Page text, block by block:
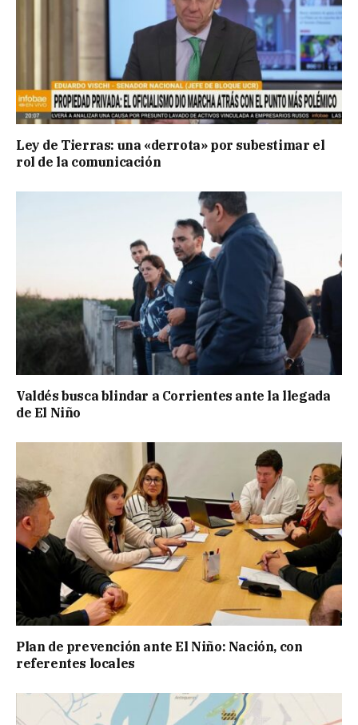
Ley de Tierras: una «derrota» por subestimar el
rol de la comunicación
Valdés busca blindar a Corrientes ante la llegada
de El Niño
Plan de prevención ante El Niño: Nación, con
referentes locales